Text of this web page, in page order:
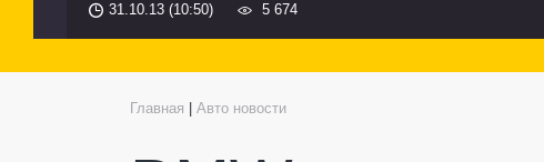
31.10.13 (10:50) 5 674
Главная Авто новости